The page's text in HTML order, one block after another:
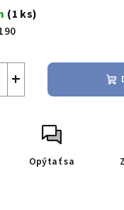
(1 ks)
+
Opýtať sa